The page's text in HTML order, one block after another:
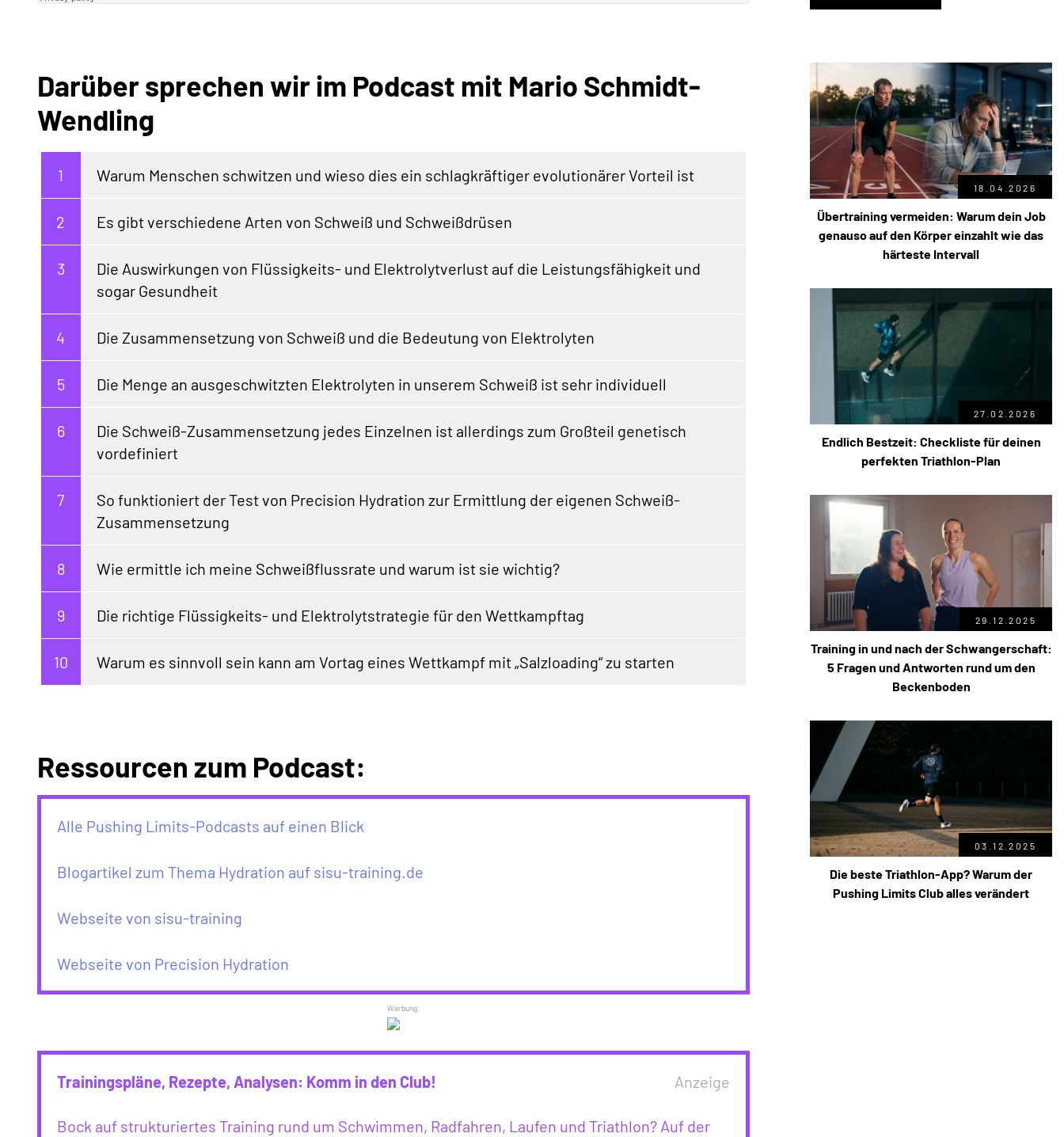
Darüber sprechen wir im Podcast mit Mario Schmidt-
Wendling
Warum Menschen schwitzen und wieso dies ein schlagkräftiger evolutionärer Vorteil ist
Es gibt verschiedene Arten von Schweiß und Schweißdrüsen
Die Auswirkungen von Flüssigkeits- und Elektrolytverlust auf die Leistungsfähigkeit und
sogar Gesundheit
Die Zusammensetzung von Schweiß und die Bedeutung von Elektrolyten
Die Menge an ausgeschwitzten Elektrolyten in unserem Schweiß ist sehr individuell
Die Schweiß-Zusammensetzung jedes Einzelnen ist allerdings zum Großteil genetisch
vordefiniert
So funktioniert der Test von Precision Hydration zur Ermittlung der eigenen Schweiß-
Zusammensetzung
Wie ermittle ich meine Schweißflussrate und warum ist sie wichtig?
Die richtige Flüssigkeits- und Elektrolytstrategie für den Wettkampftag
Warum es sinnvoll sein kann am Vortag eines Wettkampf mit „Salzloading“ zu starten
Ressourcen zum Podcast:
Alle Pushing Limits-Podcasts auf einen Blick
Blogartikel zum Thema Hydration auf sisu-training.de
Webseite von sisu-training
Webseite von Precision Hydration
Trainingspläne, Rezepte, Analysen: Komm in den Club! Anzeige
Bock auf strukturiertes Training rund um Schwimmen, Radfahren, Laufen und Triathlon? Auf der
18.04.2026
Übertraining vermeiden: Warum dein Job
genauso auf den Körper einzahlt wie das
härteste Intervall
27.02.2026
Endlich Bestzeit: Checkliste für deinen
perfekten Triathlon-Plan
29.12.2025
Training in und nach der Schwangerschaft:
5 Fragen und Antworten rund um den
Beckenboden
03.12.2025
Die beste Triathlon-App? Warum der
Pushing Limits Club alles verändert